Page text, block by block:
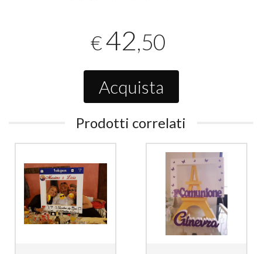
€42,50
Acquista
Prodotti correlati